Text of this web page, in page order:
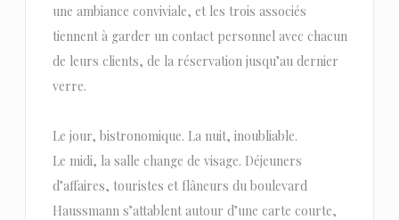
une ambiance conviviale, et les trois associés
tiennent à garder un contact personnel avec chacun
de leurs clients, de la réservation jusqu’au dernier
verre.
Le jour, bistronomique. La nuit, inoubliable.
Le midi, la salle change de visage. Déjeuners
d’affaires, touristes et flâneurs du boulevard
Haussmann s’attablent autour d’une carte courte,